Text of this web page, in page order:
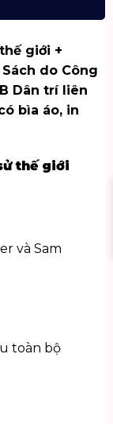
giới +
do Công
Dân trí liên
bìa áo, in
thế giới
và Sam
toàn bộ